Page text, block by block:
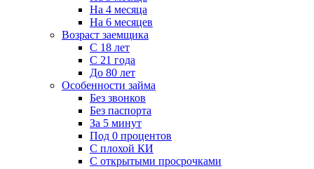
На 4 месяца
На 6 месяцев
Возраст заемщика
С 18 лет
С 21 года
До 80 лет
Особенности займа
Без звонков
Без паспорта
За 5 минут
Под 0 процентов
С плохой КИ
С открытыми просрочками